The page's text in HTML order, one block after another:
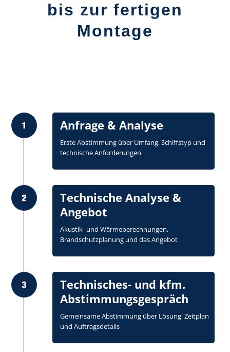
bis zur fertigen
Montage
Anfrage & Analyse
Erste Abstimmung über Umfang, Schiffstyp und
technische Anforderungen
Technische Analyse &
Angebot
Akustik- und Wärmeberechnungen,
Brandschutzplanung und das Angebot
Technisches- und kfm.
Abstimmungsgespräch
Gemeinsame Abstimmung über Lösung, Zeitplan
und Auftragsdetails